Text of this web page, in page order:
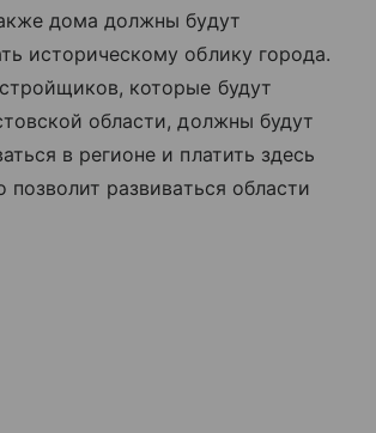
дома должны будут
историческому облику города.
которые будут
области, должны будут
в регионе и платить здесь
позволит развиваться области